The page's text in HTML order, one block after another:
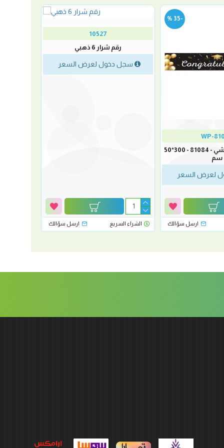
-35 %
WP-
خلفيات تخرج قماشي - 81084 - 300*50
سم
لعرض السعر
ارسل سؤالك
10527
رقم شرار 6 ذهبي
سجل دخول لعرض السعر
الشراء السريع ارسل سؤالك